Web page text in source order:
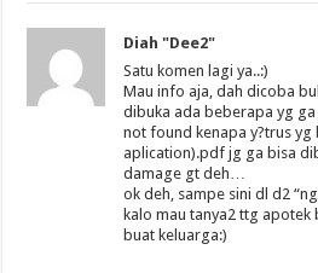
Diah "Dee2"
Satu komen lagi ya..:)
Mau info aja, dah dicoba
dibuka ada beberapa yg
not found kenapa y?trus yg
aplication).pdf jg ga bisa
damage gt deh…
ok deh, sampe sini dl d2
kalo mau tanya2 ttg
buat keluarga:)